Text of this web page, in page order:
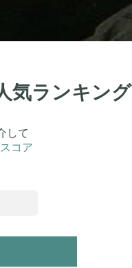
気ランキング
して
コア